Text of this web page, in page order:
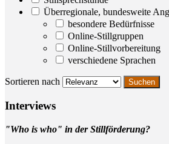
Überregionale, bundesweite
besondere Bedürfnisse
Online-Stillgruppen
Online-Stillvorbereitung
verschiedene Sprachen
Sortieren nach
Inter­views
"Who is who" in der Stillförderung?